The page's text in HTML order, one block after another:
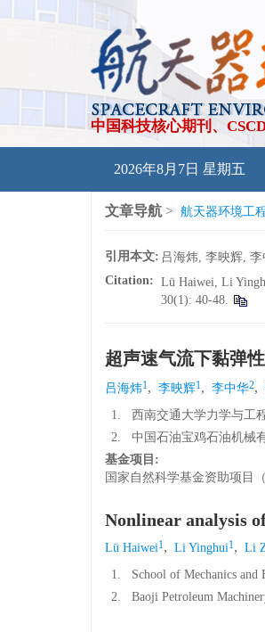
中国科技核心期刊、
2026年8月7日 星期五
文章导航 > 航天器环境工
引用本文: 吕海炜, 李映辉,
Citation: Lü Haiwei, Li
30(1): 40-48.
超声速气流下黏弹
吕海炜1, 李映辉1, 李中华2,
1.
西南交通大学力学与工
2.
中国石油宝鸡石油机械
基金项目:
国家自然科学基金资助项目
Nonlinear analysis
Lü Haiwei1, Li Yinghui1, Li
1.
School of Mechanics and
2.
Baoji Petroleum